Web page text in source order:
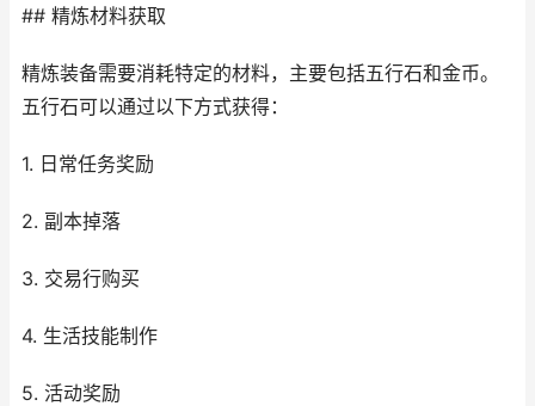
## 精炼材料获取
精炼装备需要消耗特定的材料，主要包括五行石和金币。
五行石可以通过以下方式获得：
1. 日常任务奖励
2. 副本掉落
3. 交易行购买
4. 生活技能制作
5. 活动奖励